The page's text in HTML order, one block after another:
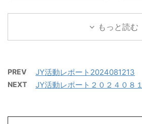
07/PXL_20260718_0801
22879.mp4 トレーニン
ート
ーの
え（
ダル
保管
レーニングマッチを実施
しました。 トレーニング
ー 対 ヴェルデラッソ
松阪 三重サッカーアカデ
ッ
ラド
もっと読む
PREV JY活動レポート2024081213
NEXT JY活動レポート２０２４０８